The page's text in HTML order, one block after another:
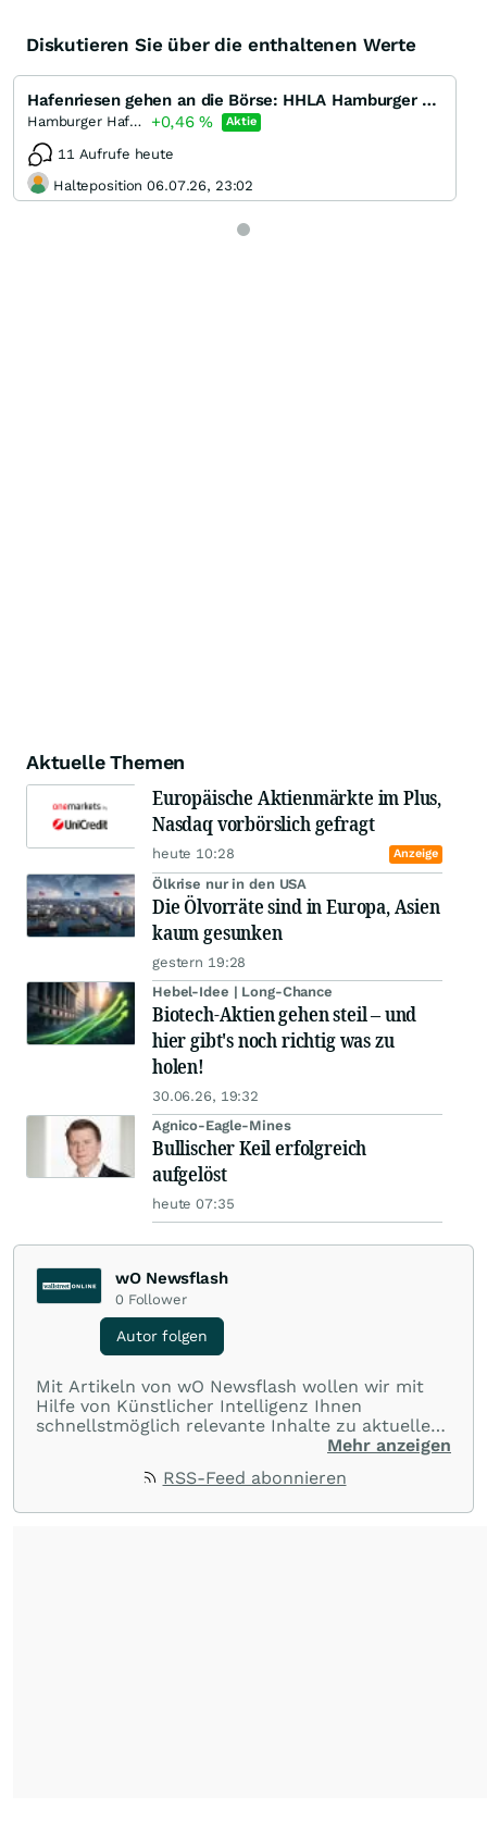
Diskutieren Sie über die enthaltenen Werte
Hafenriesen gehen an die Börse: HHLA Hamburger Hafen- und Logistik AG und DUBAI Ports
Hamburger Hafen und Logistik +0,46% Aktie
11 Aufrufe heute
Halteposition 06.07.26, 23:02
Aktuelle Themen
Europäische Aktienmärkte im Plus,
Nasdaq vorbörslich gefragt
heute 10:28 Anzeige
Ölkrise nur in den USA
Die Ölvorräte sind in Europa, Asien
kaum gesunken
gestern 19:28
Hebel-Idee | Long-Chance
Biotech-Aktien gehen steil – und
hier gibt's noch richtig was zu
holen!
30.06.26, 19:32
Agnico-Eagle-Mines
Bullischer Keil erfolgreich
aufgelöst
heute 07:35
wO Newsflash
0 Follower
Autor folgen
Mit Artikeln von wO Newsflash wollen wir mit
Hilfe von Künstlicher Intelligenz Ihnen
schnellstmöglich relevante Inhalte zu aktuellen
Ereignissen rund um Börse, Finanzmärkte aus
Mehr anzeigen
RSS-Feed abonnieren